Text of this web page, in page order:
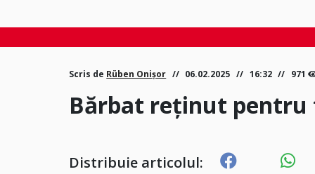
Scris de Rüben Onișor 06.02.2025 16:32 971
Bărbat reținut pentru
Distribuie articolul: